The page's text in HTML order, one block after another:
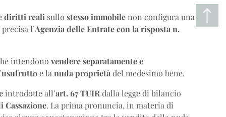
diritti reali sullo stesso immobile non configura una
l’Agenzia delle Entrate con la risposta n.
intendono vendere separatamente e
usufruttoe la nuda proprietà del medesimo bene.
introdotte all’art. 67 TUIR dalla legge di bilancio
Cassazione. La prima pronuncia, in materia di